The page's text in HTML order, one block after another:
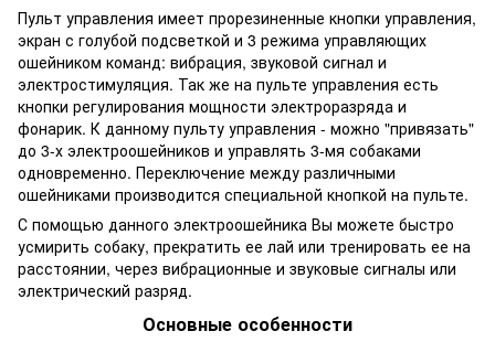
Пульт управления имеет прорезиненные кнопки управления,
экран с голубой подсветкой и 3 режима управляющих
ошейником команд: вибрация, звуковой сигнал и
электростимуляция. Так же на пульте управления есть
кнопки регулирования мощности электроразряда и
фонарик. К данному пульту управления - можно "привязать"
до 3-х электроошейников и управлять 3-мя собаками
одновременно. Переключение между различными
ошейниками производится специальной кнопкой на пульте.
С помощью данного электроошейника Вы можете быстро
усмирить собаку, прекратить ее лай или тренировать ее на
расстоянии, через вибрационные и звуковые сигналы или
электрический разряд.
Основные особенности